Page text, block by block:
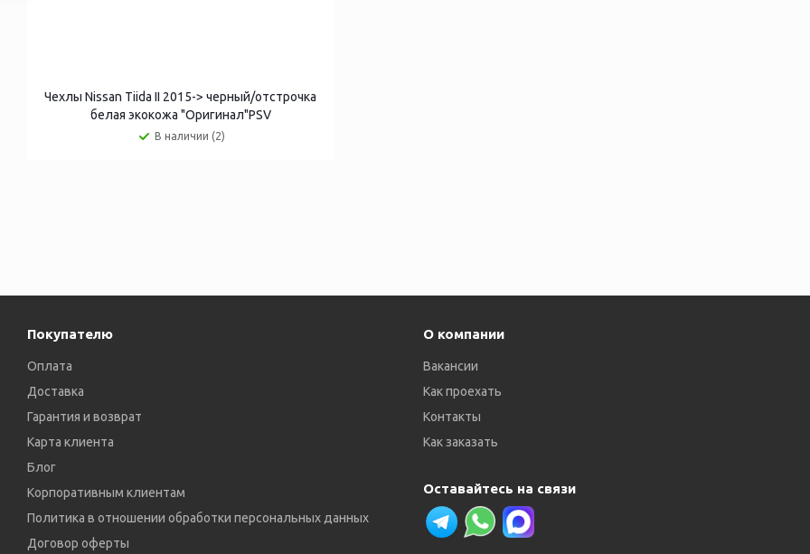
Чехлы Nissan Tiida II 2015-> черный/отстрочка
белая экокожа "Оригинал"PSV
В наличии (2)
Покупателю
Оплата
Доставка
Гарантия и возврат
Карта клиента
Блог
Корпоративным клиентам
Политика в отношении обработки персональных данных
Договор оферты
О компании
Вакансии
Как проехать
Контакты
Как заказать
Оставайтесь на связи